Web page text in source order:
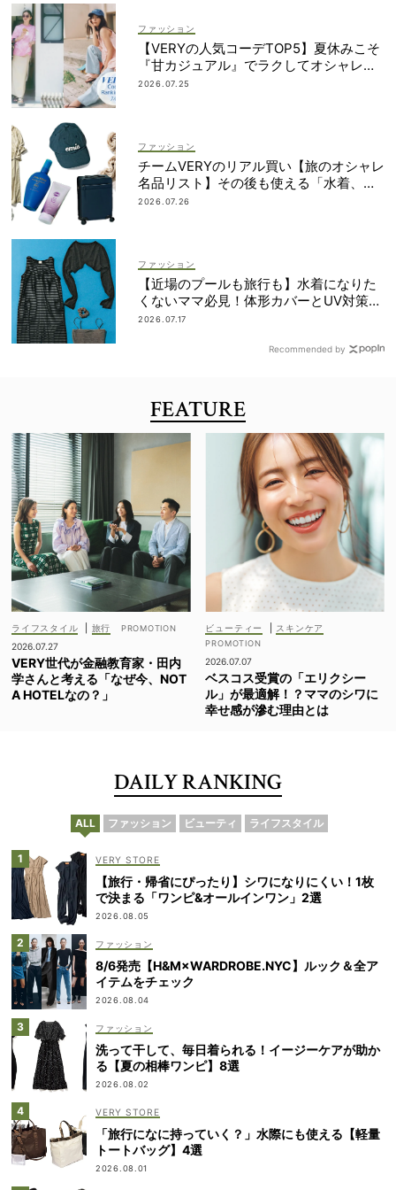
ファッション
【VERYの人気コーデTOP5】夏休みこそ
『甘カジュアル』でラクしてオシャレ！
｜7/1〜10
2026.07.25
ファッション
チームVERYのリアル買い【旅のオシャレ
名品リスト】その後も使える「水着、バ
ッグ、UVアイテムetc.」！
2026.07.26
ファッション
【近場のプールも旅行も】水着になりた
くないママ必見！体形カバーとUV対策を
両立するマルチウェア速報
2026.07.17
Recommended by
FEATURE
ライフスタイル
旅行
2026.07.27
VERY世代が金融教育家・田内
学さんと考える「なぜ今、NOT
A HOTELなの？」
ビューティー スキンケア
2026.07.07
ベスコス受賞の「エリクシー
ル」が最適解！？ママのシワに
幸せ感が滲む理由とは
DAILY RANKING
ALL ファッション ビューティ ライフスタイル
VERY STORE
【旅行・帰省にぴったり】シワになりにくい！1枚
で決まる「ワンピ&オールインワン」2選
2026.08.05
ファッション
8/6発売【H&M×WARDROBE.NYC】ルック＆全ア
イテムをチェック
2026.08.04
ファッション
洗って干して、毎日着られる！イージーケアが助か
る【夏の相棒ワンピ】8選
2026.08.02
VERY STORE
「旅行になに持っていく？」水際にも使える【軽量
トートバッグ】4選
2026.08.01